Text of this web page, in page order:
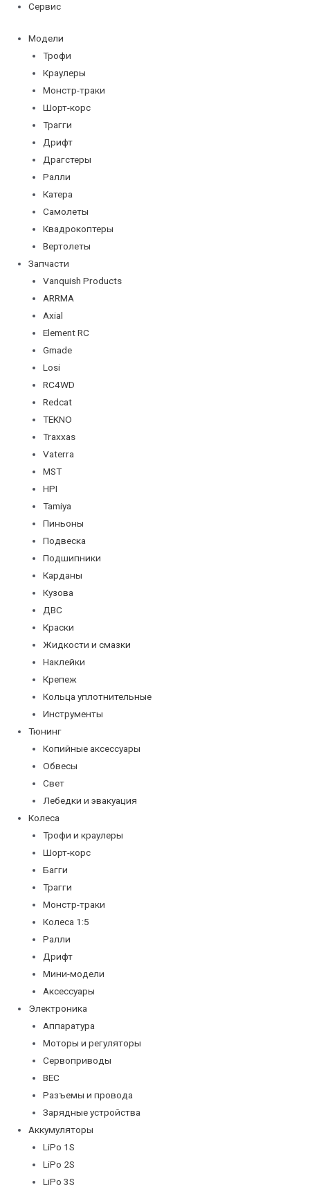
Сервис
Модели
Трофи
Краулеры
Монстр-траки
Шорт-корс
Трагги
Дрифт
Драгстеры
Ралли
Катера
Самолеты
Квадрокоптеры
Вертолеты
Запчасти
Vanquish Products
ARRMA
Axial
Element RC
Gmade
Losi
RC4WD
Redcat
TEKNO
Traxxas
Vaterra
MST
HPI
Tamiya
Пиньоны
Подвеска
Подшипники
Карданы
Кузова
ДВС
Краски
Жидкости и смазки
Наклейки
Крепеж
Кольца уплотнительные
Инструменты
Тюнинг
Копийные аксессуары
Обвесы
Свет
Лебедки и эвакуация
Колеса
Трофи и краулеры
Шорт-корс
Багги
Трагги
Монстр-траки
Колеса 1:5
Ралли
Дрифт
Мини-модели
Аксессуары
Электроника
Аппаратура
Моторы и регуляторы
Сервоприводы
BEC
Разъемы и провода
Зарядные устройства
Аккумуляторы
LiPo 1S
LiPo 2S
LiPo 3S